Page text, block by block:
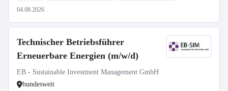
04.08.2026
Technischer Betriebsführer
Erneuerbare Energien (m/w/d)
EB - Sustainable Investment Management GmbH
bundesweit